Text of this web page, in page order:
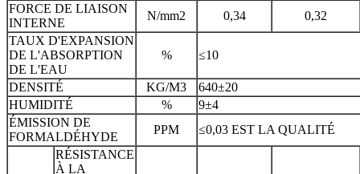
FORCE DE LIAISON
INTERNE
N/mm2 0,34
0,32
TAUX D'EXPANSION
DE L'ABSORPTION
DE L'EAU
% ≤10
DENSITÉ KG/M3
640±20
HUMIDITÉ
%
9±4
ÉMISSION DE
FORMALDÉHYDE
PPM ≤0,03 EST LA QUALITÉ
RÉSISTANCE
À LA